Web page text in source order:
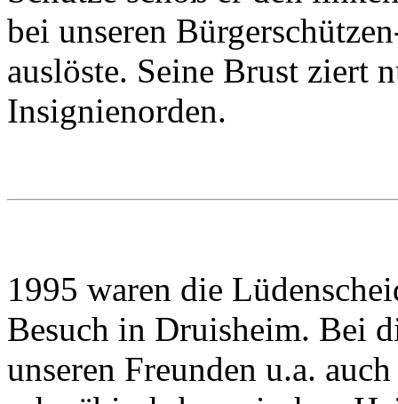
bei unseren
auslöste. Seine Brust ziert
Insignienorden.
1995 waren die
Besuch in Druisheim. Bei
unseren Freunden u.a.